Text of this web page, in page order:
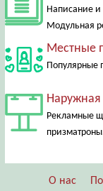
Написание и
Модульная
Местные
Популярные
Рекламные
О нас